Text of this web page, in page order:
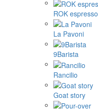
ROK espresso
La Pavoni
9Barista
Rancilio
Goat story